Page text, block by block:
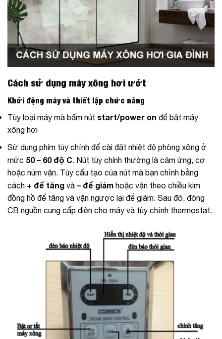
Cách sử dụng máy xông hơi ướt
Khởi động máy và thiết lập chức năng
Tùy loại máy mà bấm nút start/power on để bật máy
xông hơi
Sử dụng phím tùy chỉnh để cài đặt nhiệt độ phòng xông ở
mức 50 – 60 độ C . Nút tùy chính thường là cảm ứng, cơ
hoặc núm vặn. Tùy cấu tạo của nút mà bạn chỉnh bằng
cách + để tăng và – để giảm hoặc vặn theo chiều kim
đồng hồ để tăng và vặn ngược lại để giảm. Sau đó, đóng
CB nguồn cung cấp điện cho máy và tùy chỉnh thermostat.